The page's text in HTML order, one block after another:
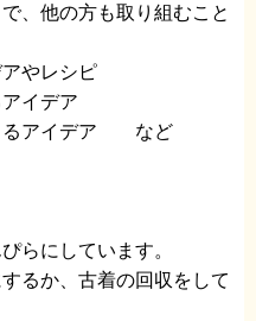
、他の方も取り組むこと
やレシピ
イデア
るアイデア など
らにしています。
るか、古着の回収をして